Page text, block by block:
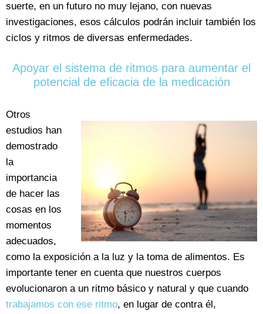
suerte, en un futuro no muy lejano, con nuevas
investigaciones, esos cálculos podrán incluir también los
ciclos y ritmos de diversas enfermedades.
Apoyar el sistema de ritmos para aumentar el
potencial de eficacia de la medicación
Otros
estudios han
demostrado
la
importancia
de hacer las
cosas en los
momentos
adecuados,
como la exposición a la luz y la toma de alimentos. Es
importante tener en cuenta que nuestros cuerpos
evolucionaron a un ritmo básico y natural y que cuando
trabajamos con ese ritmo, en lugar de contra él,